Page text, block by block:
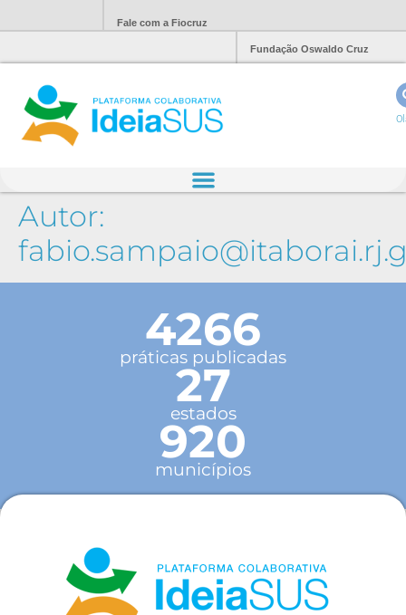
Fale com a Fiocruz
Fundação Oswaldo Cruz
Autor:
4266
práticas publicadas
27
estados
920
municípios